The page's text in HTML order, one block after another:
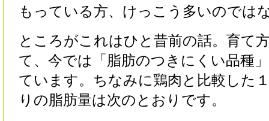
もっている方、けっこう多いのでは
ところがこれはひと昔前の話。育て
て、今では「脂肪のつきにくい品種
ています。ちなみに鶏肉と比較した
りの脂肪量は次のとおりです。